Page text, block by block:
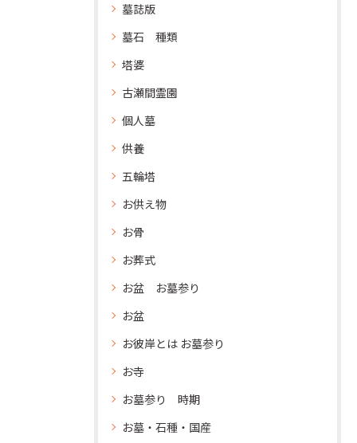
墓誌版
墓石 種類
塔婆
古瀬間霊園
個人墓
供養
五輪塔
お供え物
お骨
お葬式
お盆 お墓参り
お盆
お彼岸とは お墓参り
お寺
お墓参り 時期
お墓・石種・国産